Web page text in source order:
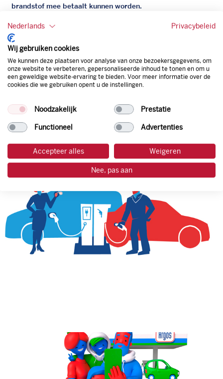
brandstof mee betaalt kunnen worden.
korting. Mocht de pompprijs toch lager zijn dan betaal je
natuurlijk de prijs aan de pomp. Zo ben je altijd verzekerd
van de laagste prijs.
tankpas aanvragen
laadpas aanvragen
Nederlands Privacybeleid
Wij gebruiken cookies
We kunnen deze plaatsen voor analyse van onze bezoekersgegevens, om
onze website te verbeteren, gepersonaliseerde inhoud te tonen en om u
een geweldige website-ervaring te bieden. Voor meer informatie over de
cookies die we gebruiken opent u de instellingen.
Noodzakelijk Prestatie
Functioneel Advertenties
Accepteer alles Weigeren
Nee, pas aan